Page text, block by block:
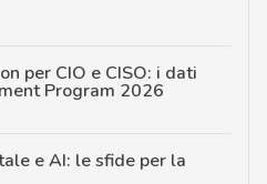
per CIO e CISO: i dati
Program 2026
e AI: le sfide per la